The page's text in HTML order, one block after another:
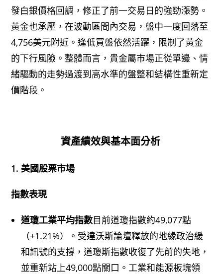
發白銀價格回調，修正了前一交易日的強勁漲勢。
黃金也承壓，在波動區間內交易，盤中一度回落至
4,756美元附近。逢低買盤依然活躍，限制了黃金
的下行風險。整體而言，貴金屬市場正從單邊、情
緒驅動的走勢過渡到高水準的盤整和結構性重新定
價階段。
資產績效與基本面分析
1. 美國股票市場
指數表現
道瓊工業平均指數目前道瓊指數約49,077點
（+1.21%）。受達沃斯論壇釋放的地緣政治緩
和訊號的支撐，道瓊斯指數收復了先前的失地，
並重新站上49,000點關口。工業和能源板塊領